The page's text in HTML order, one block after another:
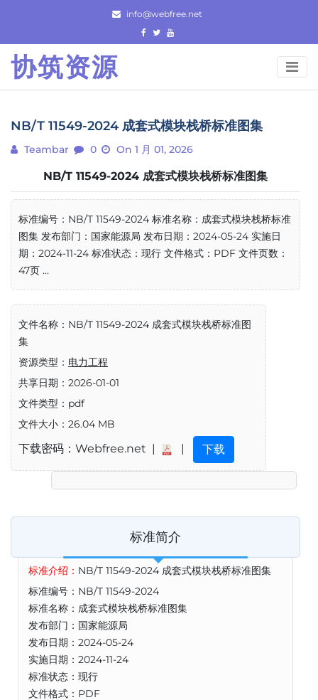
content
info@webfree.net
协筑资源
NB/T 11549-2024 成套式模块栈桥标准图集
Teambar 0 On 1 月 01, 2026
NB/T 11549-2024 成套式模块栈桥标准图集
标准编号：NB/T 11549-2024 标准名称：成套式模块栈桥标准
图集 发布部门：国家能源局 发布日期：2024-05-24 实施日
期：2024-11-24 标准状态：现行 文件格式：PDF 文件页数：
47页 ...
文件名称：NB/T 11549-2024 成套式模块栈桥标准图
集
资源类型： 电力工程
共享日期：2026-01-01
文件类型：pdf
文件大小：26.04 MB
下载密码：Webfree.net | | 下载
标准简介
标准介绍： NB/T 11549-2024 成套式模块栈桥标准图集
标准编号：NB/T 11549-2024
标准名称：成套式模块栈桥标准图集
发布部门：国家能源局
发布日期：2024-05-24
实施日期：2024-11-24
标准状态：现行
文件格式：PDF